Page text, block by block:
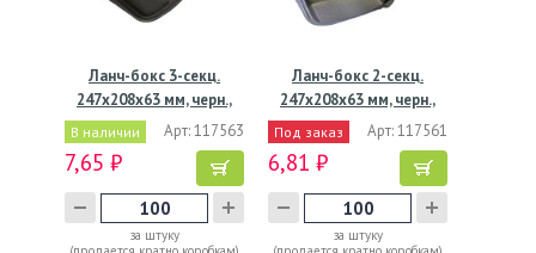
Ланч-бокс 3-секц.
247х208х63 мм, черн.,
ВПС,…
В наличии Арт: 117563
7,65 ₽
за штуку
Ланч-бокс 2-секц.
247х208х63 мм, черн.,
ВПС,…
Под заказ Арт: 117561
6,81 ₽
за штуку